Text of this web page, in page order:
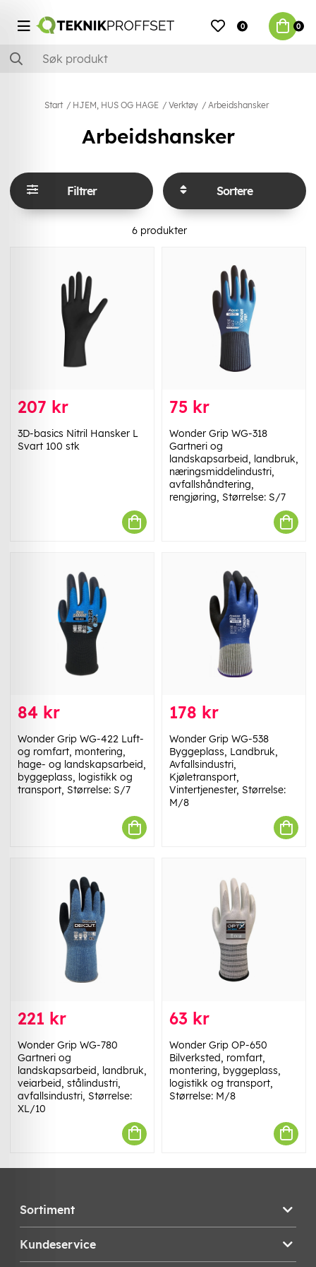
0 0
Start HJEM, HUS OG HAGE Verktøy Arbeidshansker
Arbeidshansker
Filtrer Sortere
6 produkter
207 kr
3D-basics Nitril Hansker L
Svart 100 stk
75 kr
Wonder Grip WG-318
Gartneri og
landskapsarbeid, landbruk,
næringsmiddelindustri,
avfallshåndtering,
rengjøring, Størrelse: S/7
84 kr
Wonder Grip WG-422 Luft-
og romfart, montering,
hage- og landskapsarbeid,
byggeplass, logistikk og
transport, Størrelse: S/7
178 kr
Wonder Grip WG-538
Byggeplass, Landbruk,
Avfallsindustri,
Kjøletransport,
Vintertjenester, Størrelse:
M/8
221 kr
Wonder Grip WG-780
Gartneri og
landskapsarbeid, landbruk,
veiarbeid, stålindustri,
avfallsindustri, Størrelse:
XL/10
63 kr
Wonder Grip OP-650
Bilverksted, romfart,
montering, byggeplass,
logistikk og transport,
Størrelse: M/8
Sortiment
Kundeservice